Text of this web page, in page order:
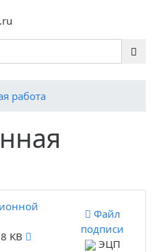
работа
KB
Файл
подписи
ЭЦП